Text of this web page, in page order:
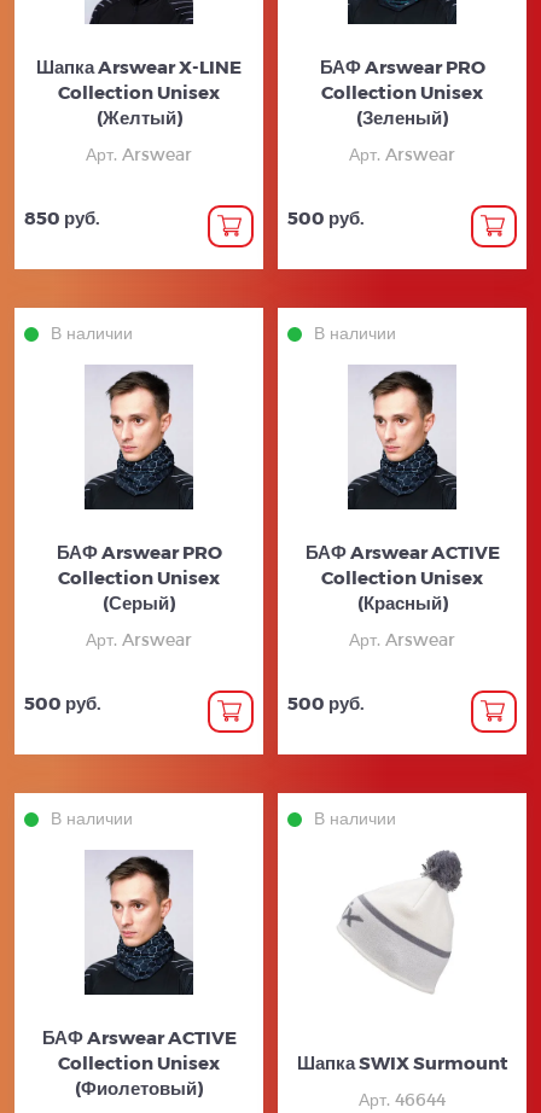
Шапка Arswear X-LINE
Collection Unisex
(Желтый)
Арт. Arswear
850 руб.
БАФ Arswear PRO
Collection Unisex
(Зеленый)
Арт. Arswear
500 руб.
В наличии
БАФ Arswear PRO
Collection Unisex
(Серый)
Арт. Arswear
500 руб.
В наличии
БАФ Arswear ACTIVE
Collection Unisex
(Красный)
Арт. Arswear
500 руб.
В наличии
БАФ Arswear ACTIVE
Collection Unisex
(Фиолетовый)
В наличии
Шапка SWIX Surmount
Арт. 46644